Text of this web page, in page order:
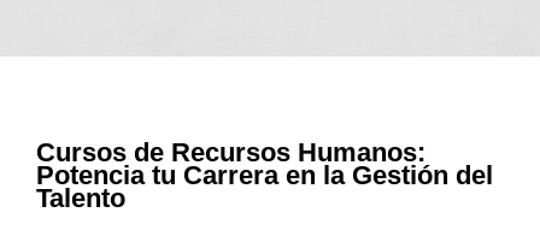
Cursos de Recursos Humanos:
Potencia tu Carrera en la Gestión del
Talento